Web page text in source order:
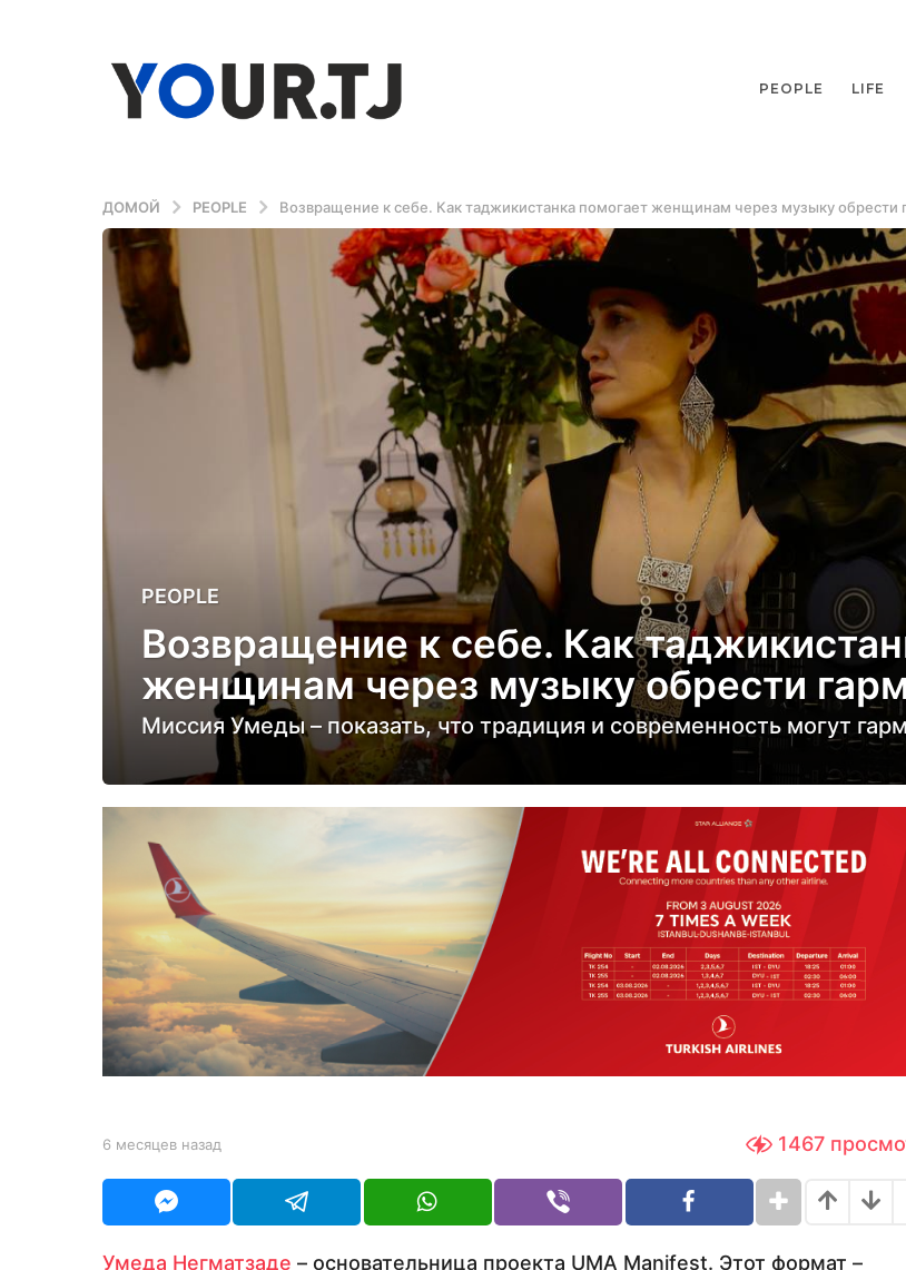
PEOPLE LIFE
ДОМОЙ PEOPLE Возвращение к себе. Как таджикистанка помогает женщинам через музыку обрести
6
е
с
ц
а
з
д
6
м
е
с
н
PEOPLE
Возвращение к себе. Как
женщинам через музыку обрести
Миссия Умеды – показать, что традиция и современность могут
b
Y
U
6 месяцев назад
е
я
1467
Умеда Негматзаде – основательница проекта UMA Manifest. Этот формат –